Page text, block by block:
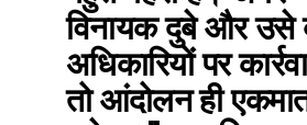
विनायक दुबे और उसे
अधिकारियों पर
तो आंदोलन ही